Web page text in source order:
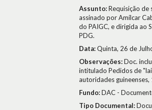
Assunto:Requisição
assinado por Amílcar
do PAIGC, e dirigida ao
PDG.
Data:Quinta, 26 de
Observações:Doc.
intitulado Pedidos de
autoridades
Fundo:DAC -
Tipo Documental: